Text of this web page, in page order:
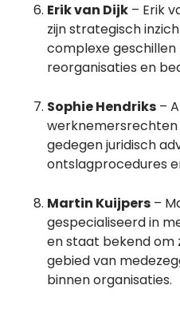
Erik van Dijk – Erik
zijn strategisch
complexe
reorganisaties en
Sophie Hendriks –
werknemersrechten
gedegen juridisch
ontslagprocedures
Martin Kuijpers –
gespecialiseerd in
en staat bekend om
gebied van
binnen organisaties.